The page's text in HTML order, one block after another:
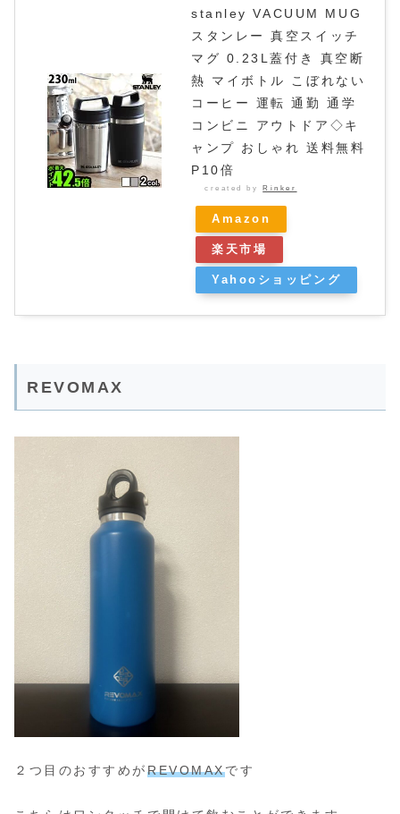
stanley VACUUM MUG
スタンレー 真空スイッチ
マグ 0.23L蓋付き 真空断
熱 マイボトル こぼれない
コーヒー 運転 通勤 通学
コンビニ アウトドア◇キ
ャンプ おしゃれ 送料無料
P10倍
created byRinker
Amazon
楽天市場
Yahooショッピング
REVOMAX
２つ目のおすすめがREVOMAXです